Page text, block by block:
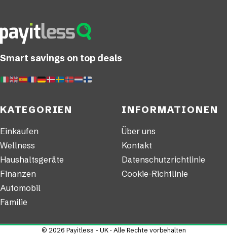
Smart savings on top deals
KATEGORIEN
Einkaufen
Wellness
Haushaltsgeräte
Finanzen
Automobil
Familie
INFORMATIONEN
Über uns
Kontakt
Datenschutzrichtlinie
Cookie-Richtlinie
© 2026 Payitless - UK · Alle Rechte vorbehalten